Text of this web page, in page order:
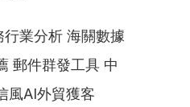
業分析 海關數據
郵件群發工具 中
風AI外貿獲客